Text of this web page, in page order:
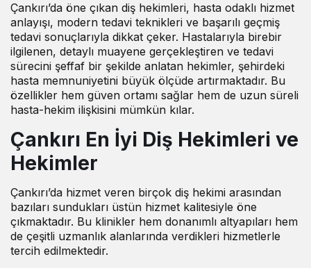
Çankırı’da öne çıkan diş hekimleri, hasta odaklı hizmet
anlayışı, modern tedavi teknikleri ve başarılı geçmiş
tedavi sonuçlarıyla dikkat çeker. Hastalarıyla birebir
ilgilenen, detaylı muayene gerçekleştiren ve tedavi
sürecini şeffaf bir şekilde anlatan hekimler, şehirdeki
hasta memnuniyetini büyük ölçüde artırmaktadır. Bu
özellikler hem güven ortamı sağlar hem de uzun süreli
hasta-hekim ilişkisini mümkün kılar.
Çankırı En İyi Diş Hekimleri ve
Hekimler
Çankırı’da hizmet veren birçok diş hekimi arasından
bazıları sundukları üstün hizmet kalitesiyle öne
çıkmaktadır. Bu klinikler hem donanımlı altyapıları hem
de çeşitli uzmanlık alanlarında verdikleri hizmetlerle
tercih edilmektedir.